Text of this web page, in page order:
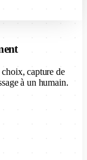
capture de
à un humain.